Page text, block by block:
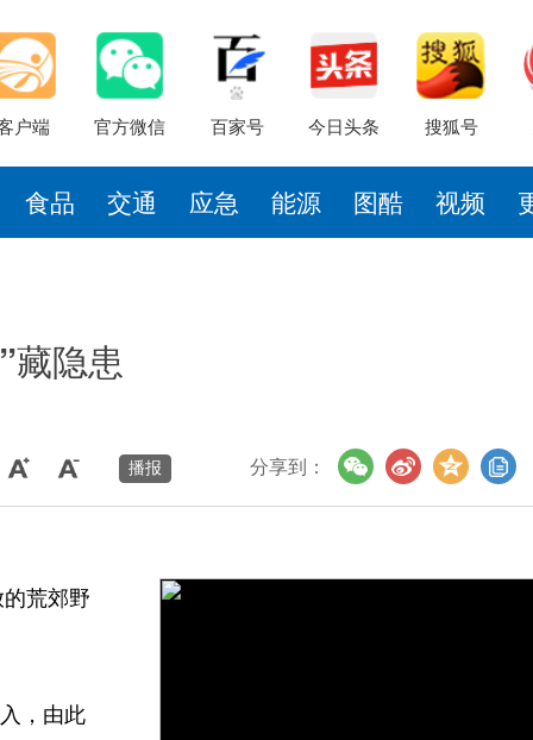
户端 官方微信 百家号 今日头条 搜狐号
食品 交通 应急 能源 图酷 视频
隐患
分享到：
荒郊野
，由此